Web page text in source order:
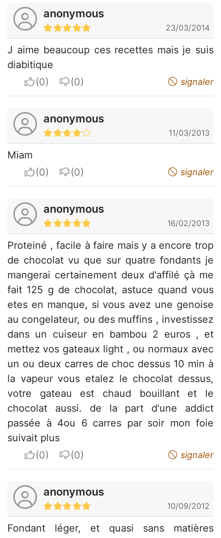
anonymous
23/03/2014
J aime beaucoup ces recettes mais je suis
diabitique
I apreciateI do not appreciate signaler
anonymous
11/03/2013
Miam
I apreciateI do not appreciate signaler
anonymous
16/02/2013
Proteiné , facile à faire mais y a encore trop
de chocolat vu que sur quatre fondants je
mangerai certainement deux d'affilé çà me
fait 125 g de chocolat, astuce quand vous
etes en manque, si vous avez une genoise
au congelateur, ou des muffins , investissez
dans un cuiseur en bambou 2 euros , et
mettez vos gateaux light , ou normaux avec
un ou deux carres de choc dessus 10 min à
la vapeur vous etalez le chocolat dessus,
votre gateau est chaud bouillant et le
chocolat aussi. de la part d'une addict
passée à 4ou 6 carres par soir mon foie
suivait plus
I apreciateI do not appreciate signaler
anonymous
10/09/2012
Fondant léger, et quasi sans matières